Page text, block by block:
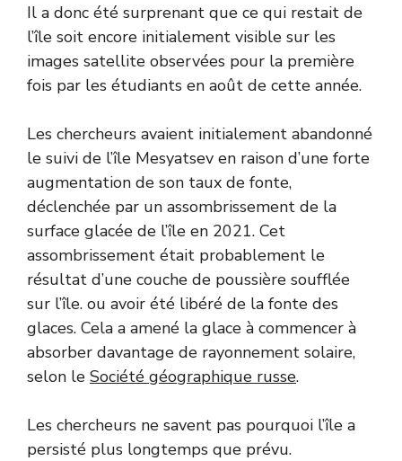
Il a donc été surprenant que ce qui restait de
l’île soit encore initialement visible sur les
images satellite observées pour la première
fois par les étudiants en août de cette année.
Les chercheurs avaient initialement abandonné
le suivi de l’île Mesyatsev en raison d’une forte
augmentation de son taux de fonte,
déclenchée par un assombrissement de la
surface glacée de l’île en 2021. Cet
assombrissement était probablement le
résultat d’une couche de poussière soufflée
sur l’île. ou avoir été libéré de la fonte des
glaces. Cela a amené la glace à commencer à
absorber davantage de rayonnement solaire,
selon le Société géographique russe.
Les chercheurs ne savent pas pourquoi l’île a
persisté plus longtemps que prévu.